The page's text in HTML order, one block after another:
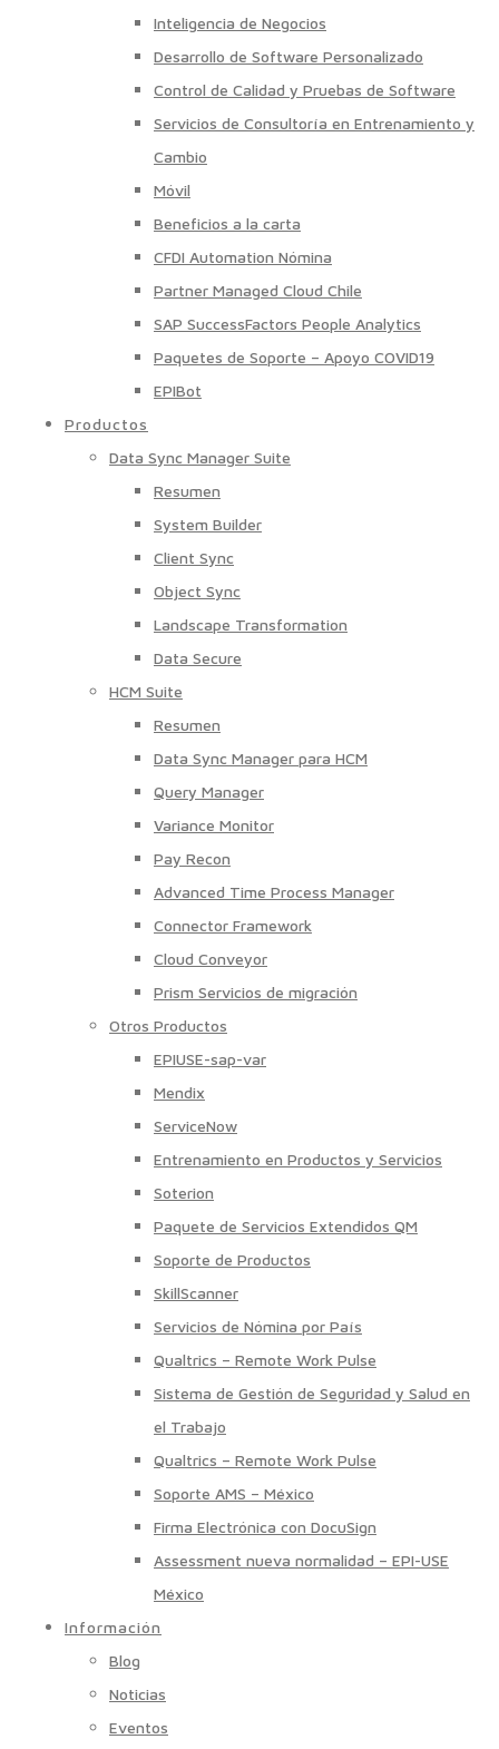
Inteligencia de Negocios
Desarrollo de Software Personalizado
Control de Calidad y Pruebas de Software
Servicios de Consultoría en Entrenamiento y
Cambio
Móvil
Beneficios a la carta
CFDI Automation Nómina
Partner Managed Cloud Chile
SAP SuccessFactors People Analytics
Paquetes de Soporte – Apoyo COVID19
EPIBot
Productos
Data Sync Manager Suite
Resumen
System Builder
Client Sync
Object Sync
Landscape Transformation
Data Secure
HCM Suite
Resumen
Data Sync Manager para HCM
Query Manager
Variance Monitor
Pay Recon
Advanced Time Process Manager
Connector Framework
Cloud Conveyor
Prism Servicios de migración
Otros Productos
EPIUSE-sap-var
Mendix
ServiceNow
Entrenamiento en Productos y Servicios
Soterion
Paquete de Servicios Extendidos QM
Soporte de Productos
SkillScanner
Servicios de Nómina por País
Qualtrics – Remote Work Pulse
Sistema de Gestión de Seguridad y Salud en
el Trabajo
Qualtrics – Remote Work Pulse
Soporte AMS – México
Firma Electrónica con DocuSign
Assessment nueva normalidad – EPI-USE
México
Información
Blog
Noticias
Eventos